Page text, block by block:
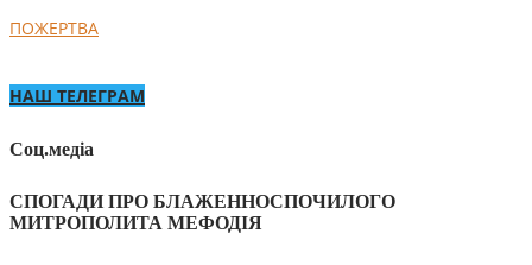
ПОЖЕРТВА
НАШ ТЕЛЕГРАМ
Соц.медіа
СПОГАДИ ПРО БЛАЖЕННОСПОЧИЛОГО
МИТРОПОЛИТА МЕФОДІЯ